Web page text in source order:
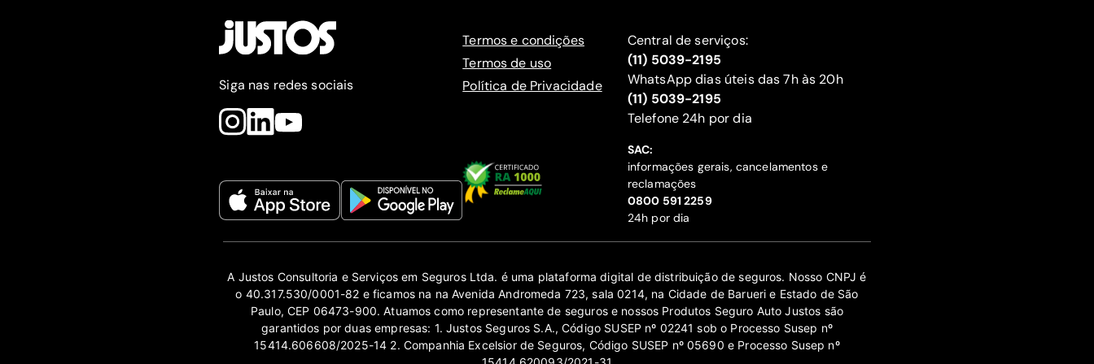
Siga nas redes sociais
Termos e condições
Termos de uso
Política de Privacidade
Central de serviços:
(11) 5039-2195
WhatsApp dias úteis das 7h às 20h
(11) 5039-2195
‍Telefone 24h por dia
SAC:
informações gerais, cancelamentos e
reclamações
‍0800 591 2259
24h por dia
A Justos Consultoria e Serviços em Seguros Ltda. é uma plataforma digital de distribuição de seguros. Nosso CNPJ é
o 40.317.530/0001-82 e ficamos na na Avenida Andromeda 723, sala 0214, na Cidade de Barueri e Estado de São
Paulo, CEP 06473-900. Atuamos como representante de seguros e nossos Produtos Seguro Auto Justos são
garantidos por duas empresas: 1. Justos Seguros S.A., Código SUSEP nº 02241 sob o Processo Susep nº
15414.606608/2025-14 2. Companhia Excelsior de Seguros, Código SUSEP nº 05690 e Processo Susep nº